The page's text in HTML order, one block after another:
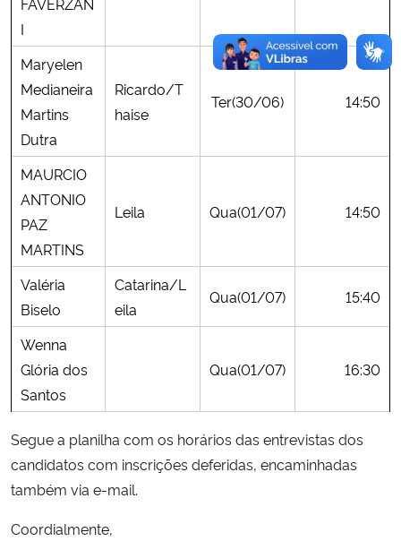
I
Maryelen
Medianeira
Martins
Dutra
Ricardo/T
haise
Ter(30/06) 14:50
MAURCIO
ANTONIO
PAZ
MARTINS
Leila Qua(01/07) 14:50
Valéria
Biselo
Catarina/L
eila
Qua(01/07) 15:40
Wenna
Glória dos
Santos
Qua(01/07) 16:30
Segue a planilha com os horários das entrevistas dos
candidatos com inscrições deferidas, encaminhadas
também via e-mail.
Coordialmente,